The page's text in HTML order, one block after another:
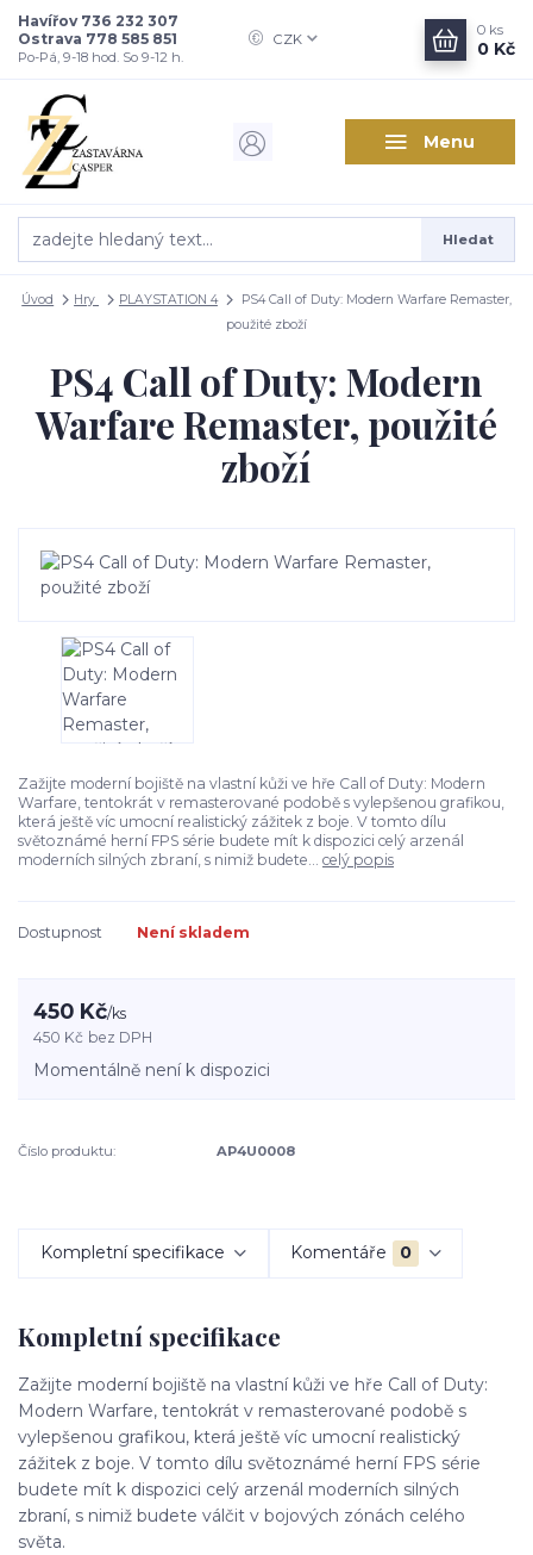
Menu
CZK
Hledat
Havířov 736 232 307
Ostrava 778 585 851
Po-Pá, 9-18 hod. So 9-12 h.
0 ks
0 Kč
Úvod Hry PLAYSTATION 4
PS4 Call of Duty: Modern Warfare Remaster,
použité zboží
PS4 Call of Duty: Modern
Warfare Remaster, použité
zboží
Zažijte moderní bojiště na vlastní kůži ve hře Call of Duty: Modern
Warfare, tentokrát v remasterované podobě s vylepšenou grafikou,
která ještě víc umocní realistický zážitek z boje. V tomto dílu
světoznámé herní FPS série budete mít k dispozici celý arzenál
moderních silných zbraní, s nimiž budete... celý popis
Dostupnost Není skladem
450 Kč/ks
450 Kč bez DPH
Momentálně není k dispozici
Číslo produktu: AP4U0008
Kompletní specifikace Komentáře 0
Kompletní specifikace
Zažijte moderní bojiště na vlastní kůži ve hře Call of Duty:
Modern Warfare, tentokrát v remasterované podobě s
vylepšenou grafikou, která ještě víc umocní realistický
zážitek z boje. V tomto dílu světoznámé herní FPS série
budete mít k dispozici celý arzenál moderních silných
zbraní, s nimiž budete válčit v bojových zónách celého
světa.